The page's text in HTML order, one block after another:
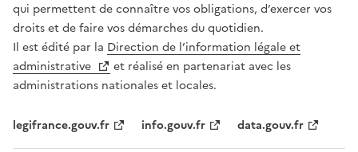
qui permettent de connaître vos obligations, d’exercer vos
droits et de faire vos démarches du quotidien.
Il est édité par la Direction de l’information légale et
administrative
et réalisé en partenariat avec les
administrations nationales et locales.
legifrance.gouv.fr info.gouv.fr data.gouv.fr